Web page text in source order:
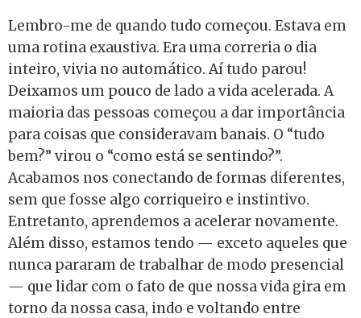
Lembro-me de quando tudo começou. Estava em
uma rotina exaustiva. Era uma correria o dia
inteiro, vivia no automático. Aí tudo parou!
Deixamos um pouco de lado a vida acelerada. A
maioria das pessoas começou a dar importância
para coisas que consideravam banais. O “tudo
bem?” virou o “como está se sentindo?”.
Acabamos nos conectando de formas diferentes,
sem que fosse algo corriqueiro e instintivo.
Entretanto, aprendemos a acelerar novamente.
Além disso, estamos tendo — exceto aqueles que
nunca pararam de trabalhar de modo presencial
— que lidar com o fato de que nossa vida gira em
torno da nossa casa, indo e voltando entre